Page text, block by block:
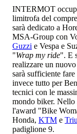
INTERMOT
limitrofa del
sarà dedicato a
MSA-Group con
Guzzi e Vespa e
"Wrap my ride". E
realizzare un
sarà sufficiente
invece tutto per
tecnici con le
mondo biker. Nello
l'award "Bike
Honda, KTM e
padiglione 9.